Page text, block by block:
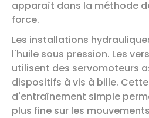
apparaît dans la méthode
force.
Les installations
l'huile sous pression. Les
utilisent des servomoteurs
dispositifs à vis à bille.
d'entraînement simple
plus fine sur les